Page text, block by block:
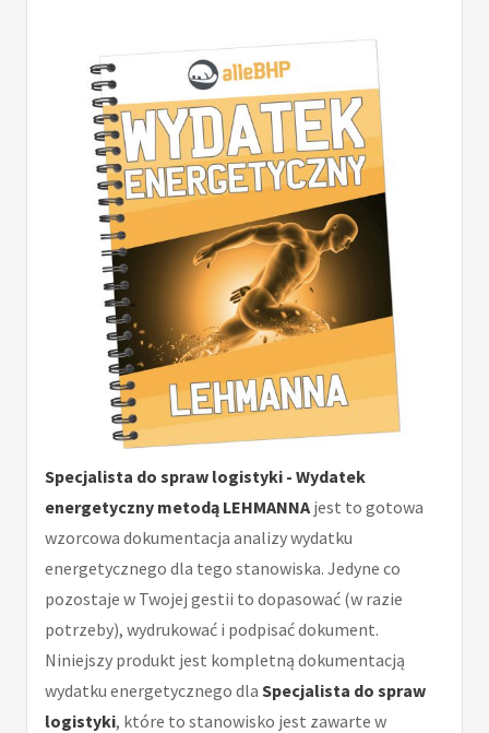
Specjalista do spraw logistyki - Wydatek
energetyczny metodą LEHMANNA jest to gotowa
wzorcowa dokumentacja analizy wydatku
energetycznego dla tego stanowiska. Jedyne co
pozostaje w Twojej gestii to dopasować (w razie
potrzeby), wydrukować i podpisać dokument.
Niniejszy produkt jest kompletną dokumentacją
wydatku energetycznego dla Specjalista do spraw
logistyki, które to stanowisko jest zawarte w